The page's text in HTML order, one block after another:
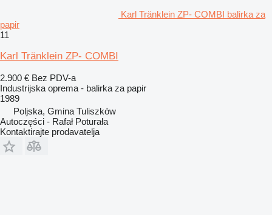
Karl Tränklein ZP- COMBI balirka za
papir
11
Karl Tränklein ZP- COMBI
2.900 € Bez PDV-a
Industrijska oprema - balirka za papir
1989
Poljska, Gmina Tuliszków
Autoczęści - Rafał Poturała
Kontaktirajte prodavatelja